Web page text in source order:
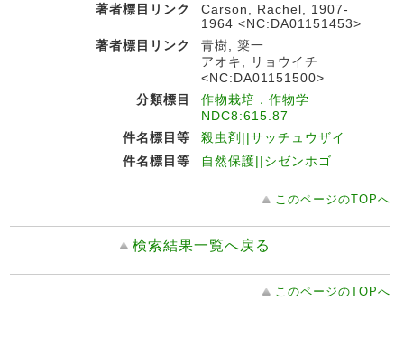
著者標目リンク
Carson, Rachel, 1907-
1964 <NC:DA01151453>
著者標目リンク
青樹, 簗一
アオキ, リョウイチ
<NC:DA01151500>
分類標目
作物栽培．作物学
NDC8:615.87
件名標目等
殺虫剤||サッチュウザイ
件名標目等
自然保護||シゼンホゴ
このページのTOPへ
検索結果一覧へ戻る
このページのTOPへ